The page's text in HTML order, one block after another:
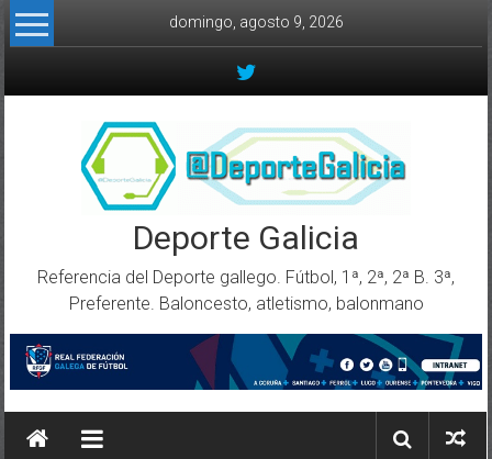
Skip to content
domingo, agosto 9, 2026
Deporte Galicia
Referencia del Deporte gallego. Fútbol, 1ª, 2ª, 2ª B. 3ª,
Preferente. Baloncesto, atletismo, balonmano